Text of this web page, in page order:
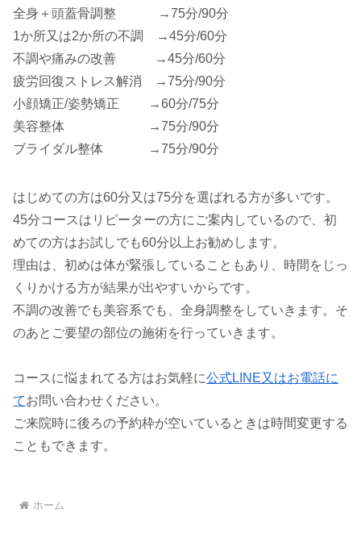
全身＋頭蓋骨調整 →75分/90分
1か所又は2か所の不調 →45分/60分
不調や痛みの改善 →45分/60分
疲労回復ストレス解消 →75分/90分
小顔矯正/姿勢矯正 →60分/75分
美容整体 →75分/90分
ブライダル整体 →75分/90分
はじめての方は60分又は75分を選ばれる方が多いです。
45分コースはリピーターの方にご案内しているので、初
めての方はお試しでも60分以上お勧めします。
理由は、初めは体が緊張していることもあり、時間をじっ
くりかける方が結果が出やすいからです。
不調の改善でも美容系でも、全身調整をしていきます。そ
のあとご要望の部位の施術を行っていきます。
コースに悩まれてる方はお気軽に公式LINE又はお電話に
てお問い合わせください。
ご来院時に後ろの予約枠が空いているときは時間変更する
こともできます。
ホーム